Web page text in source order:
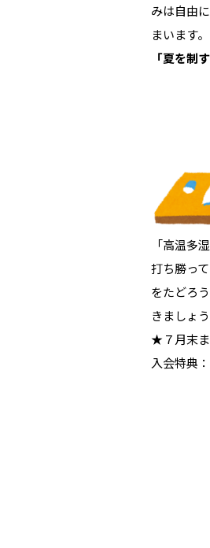
みは自由
まいます
「夏を制
「高温多
打ち勝っ
をたどろ
きましょう
★７月末
入会特典